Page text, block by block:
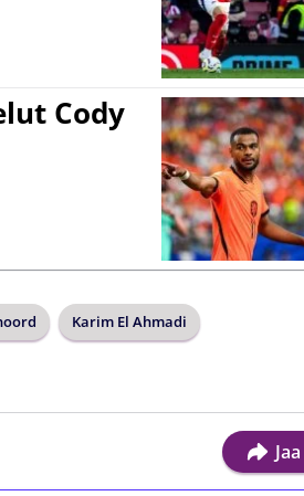
Cody
Karim El Ahmadi
Jaa